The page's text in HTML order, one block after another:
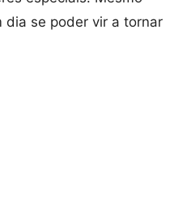
dia se poder vir a tornar